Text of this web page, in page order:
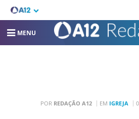
MENU
POR REDAÇÃO A12 EM IGREJA